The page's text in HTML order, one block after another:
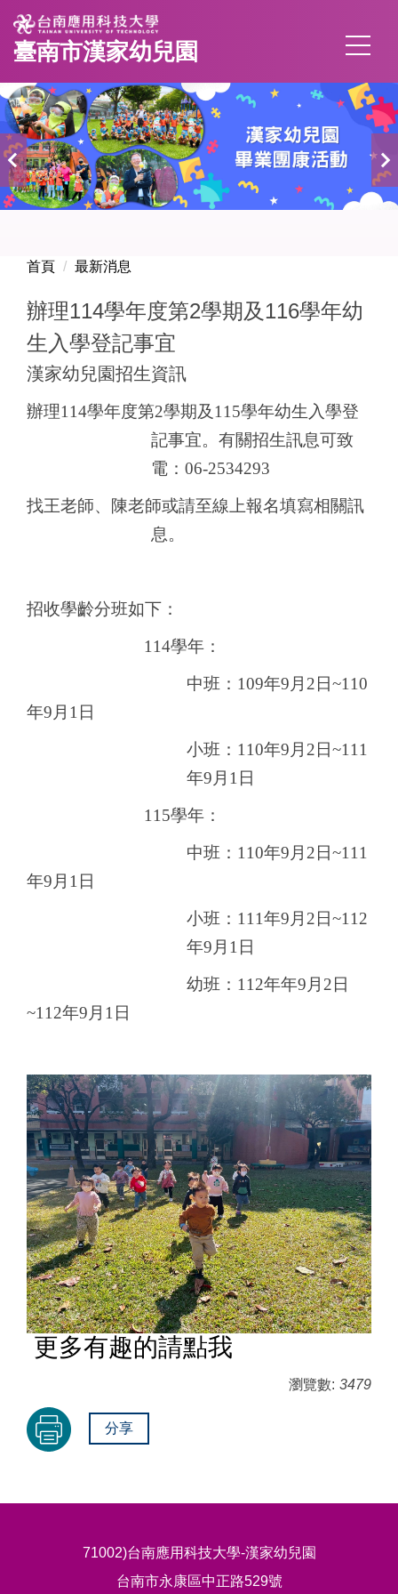
跳
到
主
內
容
區
臺南市漢家幼兒園
首頁 最新消息
辦理114學年度第2學期及116學年幼
生入學登記事宜
漢家幼兒園招生資訊
辦理114學年度第2學期及115學年幼生入學登
記事宜。 有關招生訊息可致
電：06-2534293
找王老師、陳老師或請至線上報名填寫相關訊
息。
招收學齡分班如下：
114學年：
中班：109年9月2日~110
年9月1日
小班：110年9月2日~111
年9月1日
115學年：
中班： 110年9月2日~111
年9月1日
小班： 111年9月2日~112
年9月1日
幼班：112年年9月2日
~112年9月1日
更多有趣的請點我
瀏覽數: 3479
分享
71002)台南應用科技大學-漢家幼兒園
台南市永康區中正路529號